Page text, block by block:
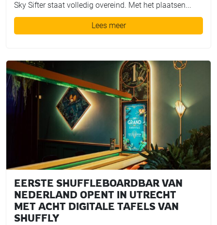
Sky Sifter staat volledig overeind. Met het plaatsen...
Lees meer
EERSTE SHUFFLEBOARDBAR VAN
NEDERLAND OPENT IN UTRECHT
MET ACHT DIGITALE TAFELS VAN
SHUFFLY